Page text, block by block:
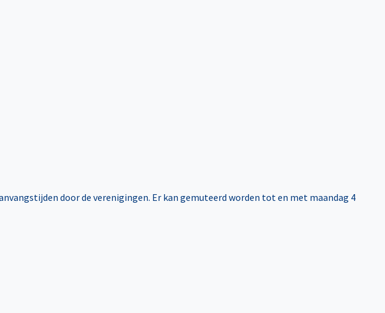
door de verenigingen. Er kan gemuteerd worden tot en met maandag 4